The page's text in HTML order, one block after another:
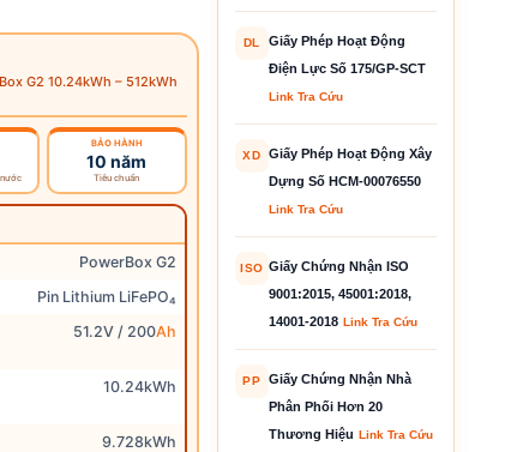
G2 10.24kWh – 512kWh
BẢO HÀNH
10 năm
Tiêu chuẩn
PowerBox G2
Pin Lithium LiFePO₄
51.2V / 200Ah
10.24kWh
9.728kWh
DL
Giấy Phép Hoạt Động
Điện Lực Số 175/GP-SCT
Link Tra Cứu
XD
Giấy Phép Hoạt Động Xây
Dựng Số HCM-00076550
Link Tra Cứu
ISO Giấy Chứng Nhận ISO
9001:2015, 45001:2018,
14001-2018 Link Tra Cứu
PP
Giấy Chứng Nhận Nhà
Phân Phối Hơn 20
Thương Hiệu Link Tra Cứu